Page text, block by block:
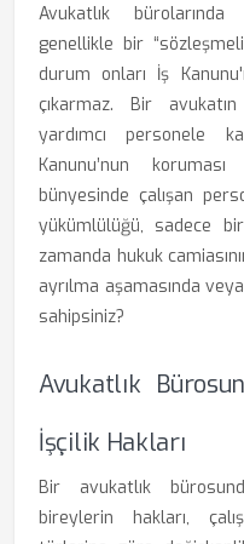
Avukatlık
genellikle bir
durum onları İş
çıkarmaz. Bir
yardımcı personele
Kanunu’nun
bünyesinde çalışan
yükümlülüğü, sadece
zamanda hukuk
ayrılma aşamasında
sahipsiniz?
Avukatlık
İşçilik Hakları
Bir avukatlık
bireylerin hakları,